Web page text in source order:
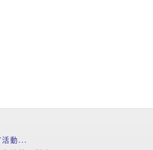
活動...